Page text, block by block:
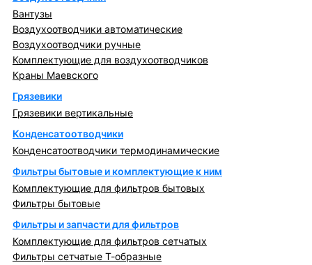
Вантузы
Воздухоотводчики автоматические
Воздухоотводчики ручные
Комплектующие для воздухоотводчиков
Краны Маевского
Грязевики
Грязевики вертикальные
Конденсатоотводчики
Конденсатоотводчики термодинамические
Фильтры бытовые и комплектующие к ним
Комплектующие для фильтров бытовых
Фильтры бытовые
Фильтры и запчасти для фильтров
Комплектующие для фильтров сетчатых
Фильтры сетчатые Т-образные